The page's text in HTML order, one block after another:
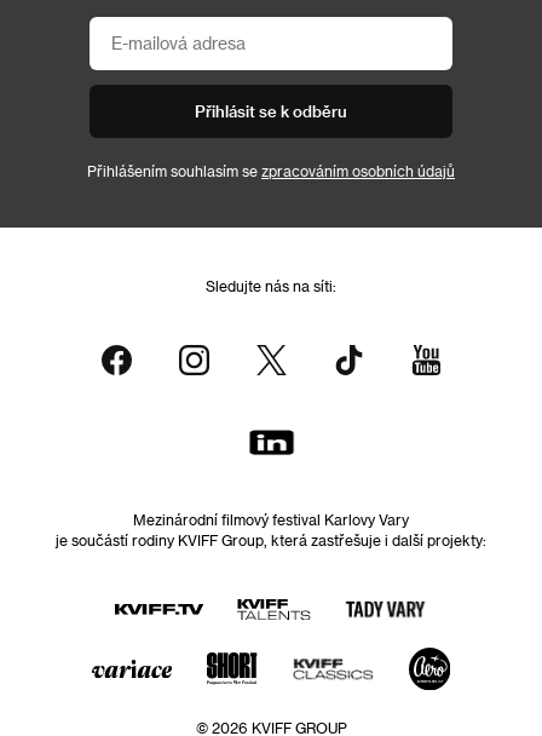
Přihlásit se k odběru
Přihlášením souhlasím se zpracováním osobních údajů
Sledujte nás na síti:
Mezinárodní filmový festival Karlovy Vary
je součástí rodiny KVIFF Group, která zastřešuje i další projekty:
© 2026 KVIFF GROUP